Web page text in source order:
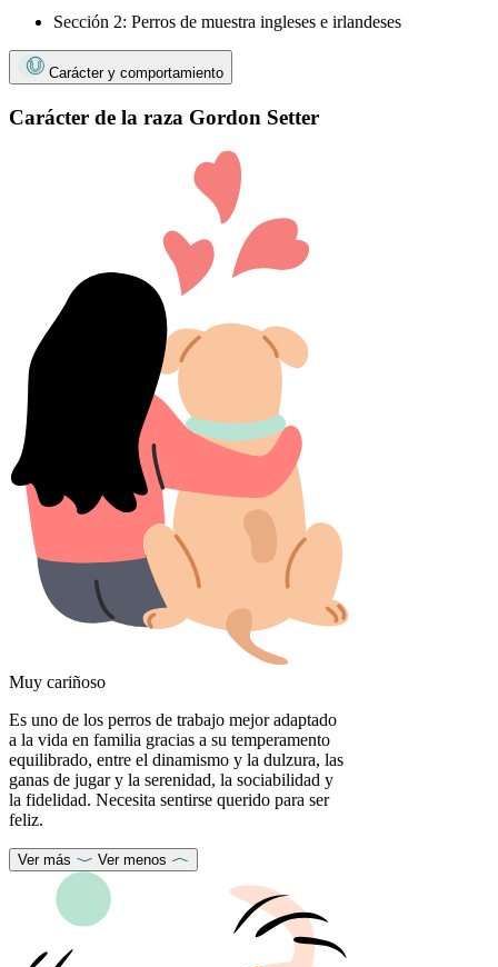
Sección 2: Perros de muestra ingleses e irlandeses
Carácter y comportamiento
Carácter de la raza Gordon Setter
Muy cariñoso
Es uno de los perros de trabajo mejor adaptado
a la vida en familia gracias a su temperamento
equilibrado, entre el dinamismo y la dulzura, las
ganas de jugar y la serenidad, la sociabilidad y
la fidelidad. Necesita sentirse querido para ser
feliz.
Ver más Ver menos